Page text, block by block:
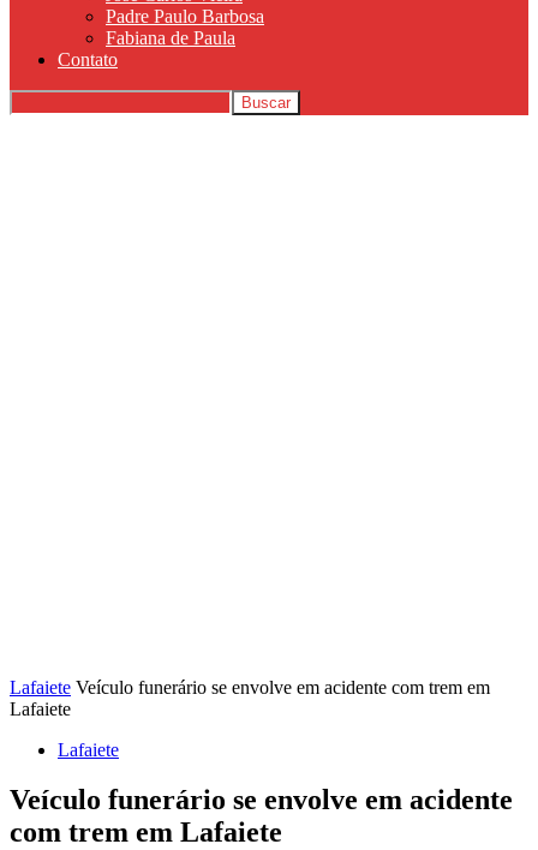
Padre Paulo Barbosa
Fabiana de Paula
Contato
Lafaiete Veículo funerário se envolve em acidente com trem em
Lafaiete
Lafaiete
Veículo funerário se envolve em acidente
com trem em Lafaiete